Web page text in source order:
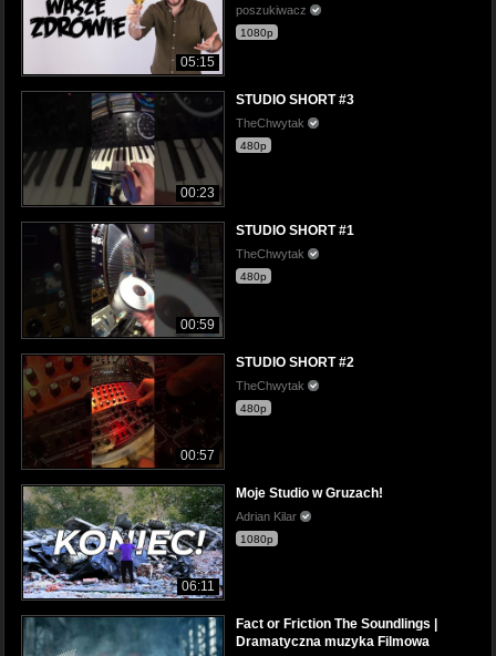
05:15
poszukiwacz
1080p
00:23
STUDIO SHORT #3
TheChwytak
480p
00:59
STUDIO SHORT #1
TheChwytak
480p
00:57
STUDIO SHORT #2
TheChwytak
480p
06:11
Moje Studio w Gruzach!
Adrian Kilar
1080p
Fact or Friction The Soundlings |
Dramatyczna muzyka Filmowa